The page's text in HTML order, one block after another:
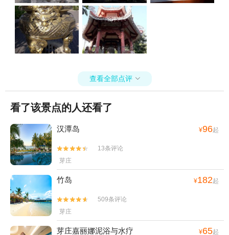
查看全部点评 
看了该景点的人还看了
汉潭岛 ¥96起


13条评论
芽庄
竹岛 ¥182起


509条评论
芽庄
芽庄嘉丽娜泥浴与水疗 ¥65起